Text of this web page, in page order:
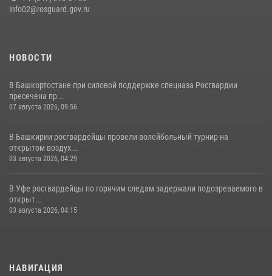
info02@rosguard.gov.ru
НОВОСТИ
В Башкортостане при силовой поддержке спецназа Росгвардии
пресечена пр...
07 августа 2026, 09:56
В Башкирии росгвардейцы провели волейбольный турнир на
открытом воздух...
03 августа 2026, 04:29
В Уфе росгвардейцы по горячим следам задержали подозреваемого в
открыт...
03 августа 2026, 04:15
НАВИГАЦИЯ